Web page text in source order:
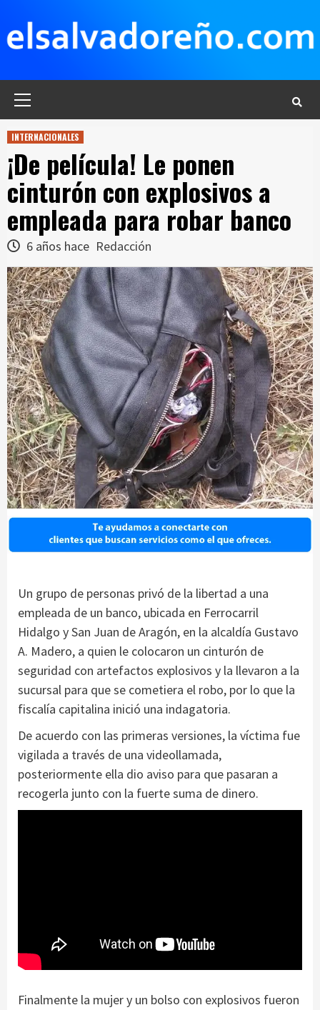
contenido
INTERNACIONALES
¡De película! Le ponen
cinturón con explosivos a
empleada para robar banco
6 años hace Redacción
Un grupo de personas privó de la libertad a una
empleada de un banco, ubicada en Ferrocarril
Hidalgo y San Juan de Aragón, en la alcaldía Gustavo
A. Madero, a quien le colocaron un cinturón de
seguridad con artefactos explosivos y la llevaron a la
sucursal para que se cometiera el robo, por lo que la
fiscalía capitalina inició una indagatoria.
De acuerdo con las primeras versiones, la víctima fue
vigilada a través de una videollamada,
posteriormente ella dio aviso para que pasaran a
recogerla junto con la fuerte suma de dinero.
Finalmente la mujer y un bolso con explosivos fueron